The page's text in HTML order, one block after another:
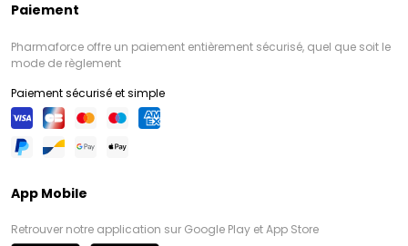
Paiement
Pharmaforce offre un paiement entièrement sécurisé, quel que soit le
mode de règlement
Paiement sécurisé et simple
App Mobile
Retrouver notre application sur Google Play et App Store